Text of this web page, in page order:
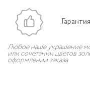
Гарантия
Любое наше украшение
или сочетании цветов
оформлении заказа